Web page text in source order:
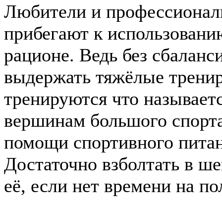
Любители и
прибегают к
рационе. Ведь без
выдержать тяжёлые
тренируются что
вершинам большого
помощи спортивного
Достаточно взболтать в
её, если нет времени на